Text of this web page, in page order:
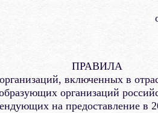
ПРАВИЛА
включенных в
организаций
на предоставление в